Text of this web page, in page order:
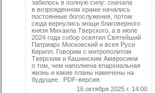
забилось в полную силу: сначала
в возрожденном храме начались
постоянные богослужения, потом
сюда вернулись мощи благоверного
князя Михаила Тверского, а в июле
2024 года собор освятил Святейший
Патриарх Московский и всея Руси
Кирилл. Говорим с митрополитом
Тверским и Кашинским Амвросием
о том, чем наполнена епархиальная
жизнь и какие планы намечены на
будущее. PDF-версия.
16 октября 2025 г. 14:00